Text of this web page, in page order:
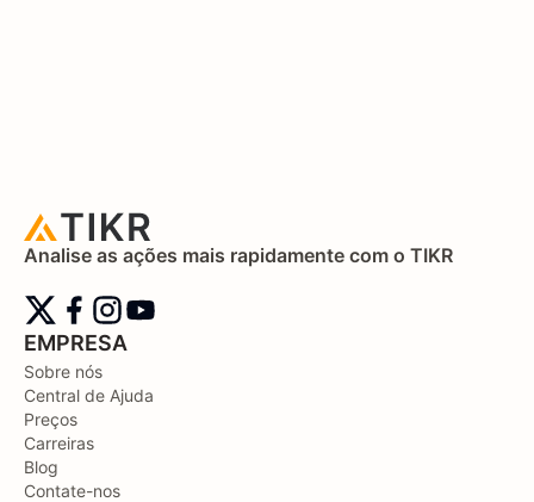
Analise as ações mais rapidamente com o TIKR
EMPRESA
Sobre nós
Central de Ajuda
Preços
Carreiras
Blog
Contate-nos